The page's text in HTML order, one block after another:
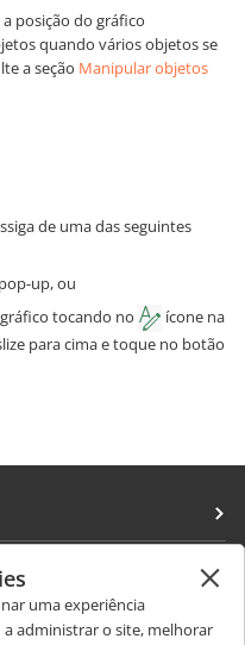
posição do gráfico
quando vários objetos se
a seção Manipular objetos
de uma das seguintes
up, ou
tocando no
ícone na
para cima e toque no botão
uma experiência
a administrar o site, melhorar